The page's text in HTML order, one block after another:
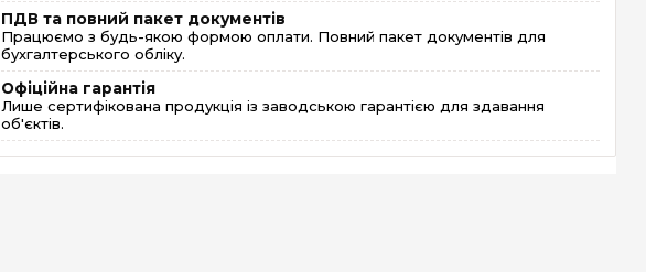
ПДВ та повний пакет документів
Працюємо з будь-якою формою оплати. Повний пакет документів для
бухгалтерського обліку.
Офіційна гарантія
Лише сертифікована продукція із заводською гарантією для здавання
об'єктів.